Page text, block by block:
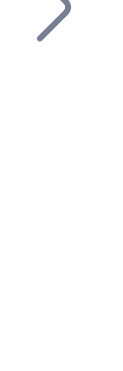
ecossistema.
revendedores e comercialize
projeto ao nosso serviço de